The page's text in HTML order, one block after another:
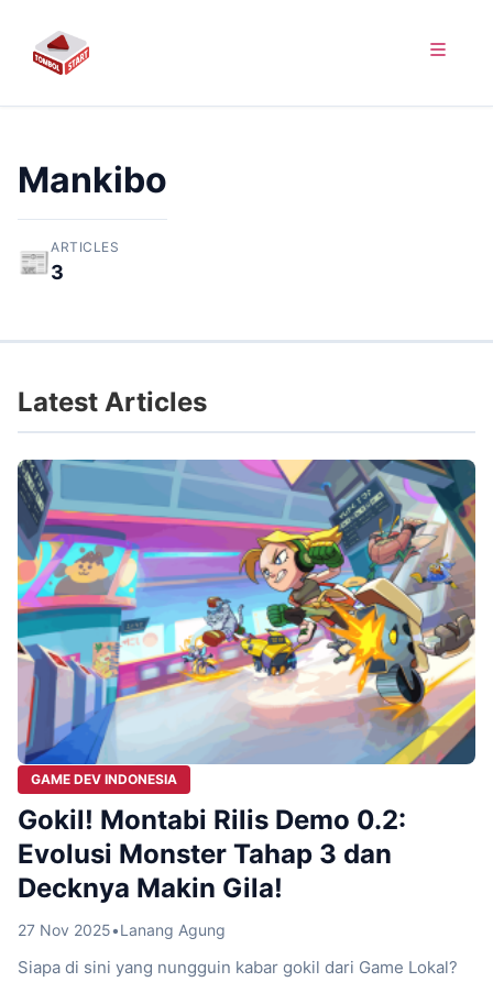
Mankibo
📰ARTICLES
3
Latest Articles
GAME DEV INDONESIA
Gokil! Montabi Rilis Demo 0.2:
Evolusi Monster Tahap 3 dan
Decknya Makin Gila!
27 Nov 2025•Lanang Agung
Siapa di sini yang nungguin kabar gokil dari Game Lokal?